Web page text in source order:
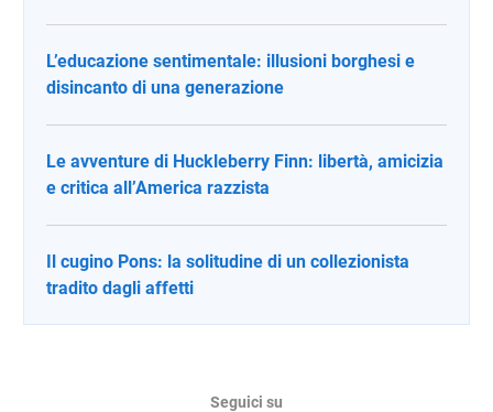
L’educazione sentimentale: illusioni borghesi e
disincanto di una generazione
Le avventure di Huckleberry Finn: libertà, amicizia
e critica all’America razzista
Il cugino Pons: la solitudine di un collezionista
tradito dagli affetti
Seguici su